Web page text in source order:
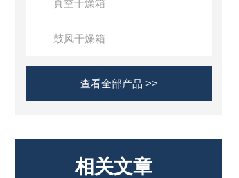
真空干燥箱
鼓风干燥箱
查看全部产品 >>
相关文章